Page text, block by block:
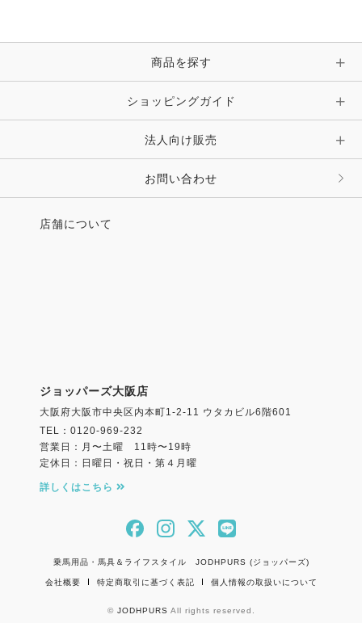
商品を探す
ショッピングガイド
法人向け販売
お問い合わせ
店舗について
ジョッパーズ大阪店
大阪府大阪市中央区内本町1-2-11 ウタカビル6階601
TEL：0120-969-232
営業日：月〜土曜 11時〜19時
定休日：日曜日・祝日・第４月曜
詳しくはこちら
乗馬用品・馬具＆ライフスタイル JODHPURS (ジョッパーズ)
会社概要 特定商取引に基づく表記 個人情報の取扱いについて
© JODHPURS All rights reserved.